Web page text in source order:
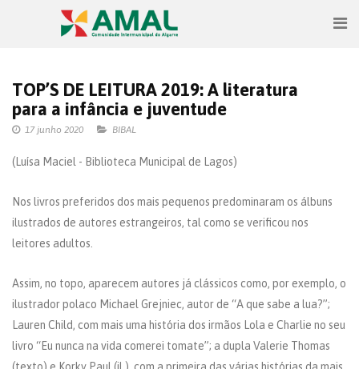
TOP’S DE LEITURA 2019: A literatura
para a infância e juventude
17 junho 2020 BIBAL
(Luísa Maciel - Biblioteca Municipal de Lagos)
Nos livros preferidos dos mais pequenos predominaram os álbuns
ilustrados de autores estrangeiros, tal como se verificou nos
leitores adultos.
Assim, no topo, aparecem autores já clássicos como, por exemplo, o
ilustrador polaco Michael Grejniec, autor de “A que sabe a lua?”;
Lauren Child, com mais uma história dos irmãos Lola e Charlie no seu
livro “Eu nunca na vida comerei tomate”; a dupla Valerie Thomas